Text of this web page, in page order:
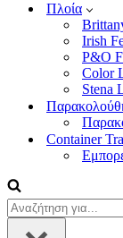
Πλοία
Irish
P&O
Color
Stena
Container
Αναζήτηση
για...